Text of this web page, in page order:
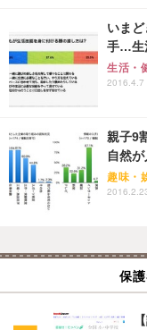
いま
手…生
生活・
2016.4.7
親子9
自然
趣味・
保